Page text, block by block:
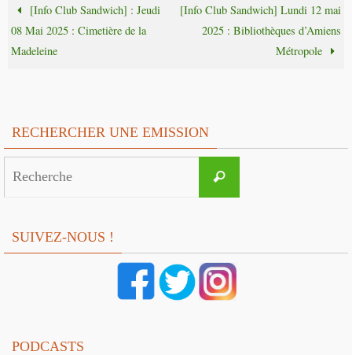
[Info Club Sandwich] : Jeudi
08 Mai 2025 : Cimetière de la
Madeleine
[Info Club Sandwich] Lundi 12 mai
2025 : Bibliothèques d’Amiens
Métropole
RECHERCHER UNE EMISSION
Recherche
SUIVEZ-NOUS !
PODCASTS